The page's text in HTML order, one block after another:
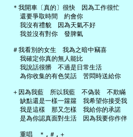
   ＊我開車〔真的〕很快　因為工作很忙
     還要爭取時間　約會你
     我沒有禮貌　因為天氣不好
     我並沒有對你　發脾氣
   ＃我看別的女生　我為之暗中竊喜
     我確定你真的無人能比
     我說話很髒　不過是日常生活
     為你收集的有色笑話　苦悶時送給你
   ＋因為我藍　所以我藍　不偽裝　不欺瞞
     缺點還是一樣一籮籮　我希望你接受我
     我是這樣　那又怎樣　我給你的承諾
     是為你認真面對生活　因為我要你作伴